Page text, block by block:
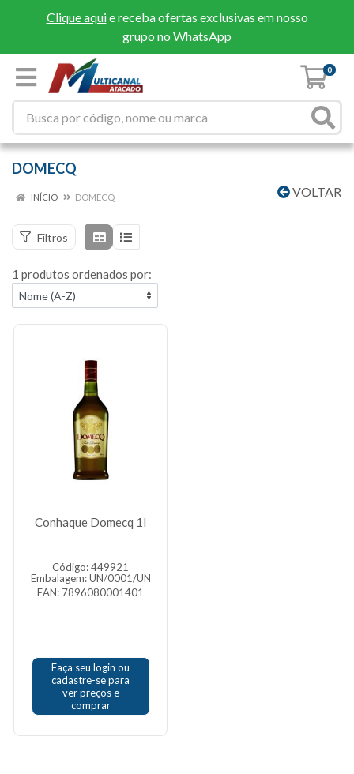
Clique aquie receba ofertas exclusivas em nosso
grupo no WhatsApp
0
DOMECQ
VOLTAR
INÍCIO DOMECQ
Filtros
1 produtos ordenados por:
Conhaque Domecq 1l
Código: 449921
Embalagem: UN/0001/UN
EAN: 7896080001401
Faça seu login ou
cadastre-se para
ver preços e
comprar